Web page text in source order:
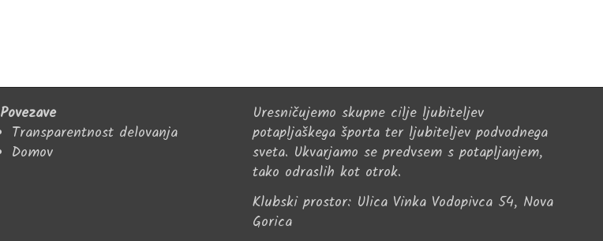
Povezave
Transparentnost delovanja
Domov
Uresničujemo skupne cilje ljubiteljev
potapljaškega športa ter ljubiteljev podvodnega
sveta. Ukvarjamo se predvsem s potapljanjem,
tako odraslih kot otrok.
Klubski prostor: Ulica Vinka Vodopivca 54, Nova
Gorica